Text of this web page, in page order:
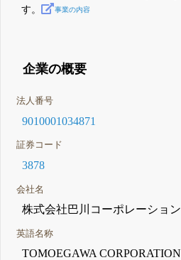
す。
事業の内容
企業の概要
法人番号
9010001034871
証券コード
3878
会社名
株式会社巴川コーポレーション
英語名称
TOMOEGAWA CORPORATION